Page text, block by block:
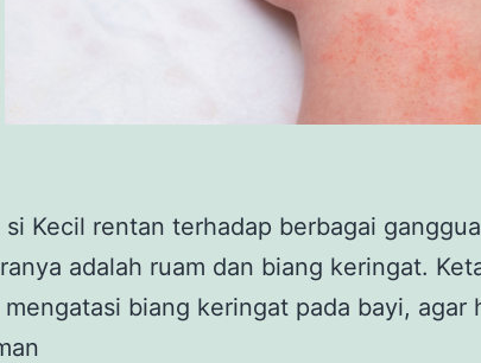
si Kecil rentan terhadap berbagai
adalah ruam dan biang keringat.
mengatasi biang keringat pada bayi, agar